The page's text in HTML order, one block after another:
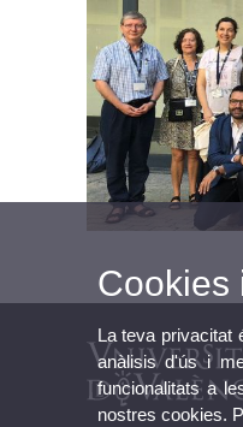
Cookies
La teva privacitat
anàlisis d'ús i
funcionalitats a
nostres cookies.